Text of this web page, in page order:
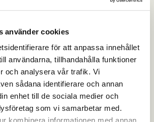
använder cookies
för att anpassa innehållet
användarna, tillhandahålla funktioner
och analysera vår trafik. Vi
sådana identifierare och annan
enhet till de sociala medier och
som vi samarbetar med.
fänkålsfrön
klick yoghurt